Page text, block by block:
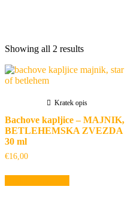
Showing all 2 results
Kratek opis
Bachove kapljice – MAJNIK,
BETLEHEMSKA ZVEZDA
30 ml
€16,00